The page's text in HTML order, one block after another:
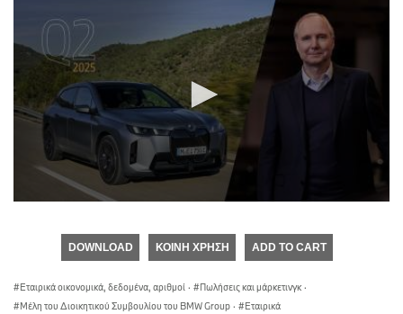
seconds
DOWNLOAD ΚΟΙΝΉ ΧΡΉΣΗ ADD TO CART
Εταιρικά οικονομικά, δεδομένα, αριθμοί · Πωλήσεις και μάρκετινγκ ·
Μέλη του Διοικητικού Συμβουλίου του BMW Group · Εταιρικά